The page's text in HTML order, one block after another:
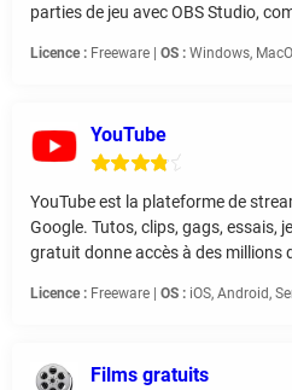
parties de jeu avec OBS Studio,
Licence : Freeware | OS : Windows,
YouTube
YouTube est la plateforme de
Google. Tutos, clips, gags, essais,
gratuit donne accès à des millions
Licence : Freeware | OS : iOS, Android,
Films gratuits